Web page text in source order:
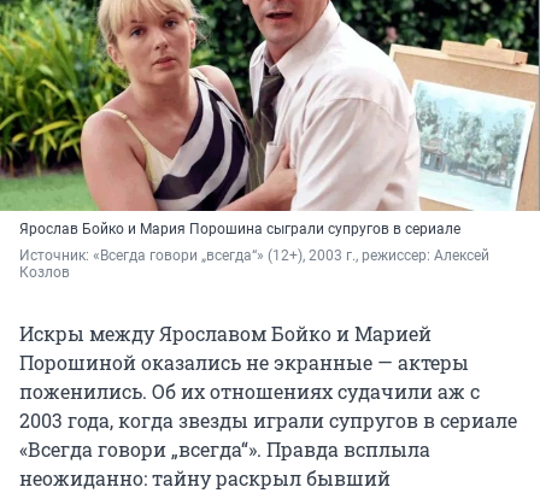
Ярослав Бойко и Мария Порошина сыграли супругов в сериале
Источник: «Всегда говори „всегда“» (12+), 2003 г., режиссер: Алексей
Козлов
Искры между Ярославом Бойко и Марией
Порошиной оказались не экранные — актеры
поженились. Об их отношениях судачили аж с
2003 года, когда звезды играли супругов в сериале
«Всегда говори „всегда“». Правда всплыла
неожиданно: тайну раскрыл бывший